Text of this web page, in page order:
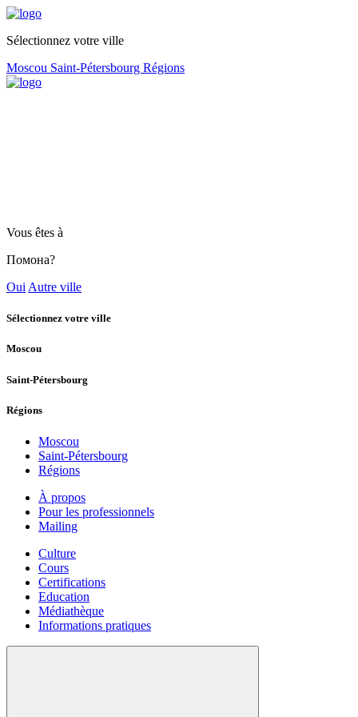
Sélectionnez votre ville
Moscou Saint-Pétersbourg Régions
Vous êtes à
Помона?
Oui Autre ville
Sélectionnez votre ville
Moscou
Saint-Pétersbourg
Régions
Moscou
Saint-Pétersbourg
Régions
À propos
Pour les professionnels
Mailing
Culture
Cours
Certifications
Education
Médiathèque
Informations pratiques